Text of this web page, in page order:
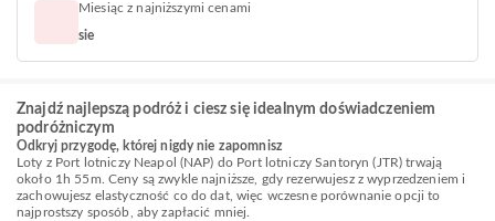
Miesiąc z najniższymi cenami
sie
Znajdź najlepszą podróż i ciesz się idealnym doświadczeniem
podróżniczym
Odkryj przygodę, której nigdy nie zapomnisz
Loty z Port lotniczy Neapol (NAP) do Port lotniczy Santoryn (JTR) trwają
około 1h 55m. Ceny są zwykle najniższe, gdy rezerwujesz z wyprzedzeniem i
zachowujesz elastyczność co do dat, więc wczesne porównanie opcji to
najprostszy sposób, aby zapłacić mniej.